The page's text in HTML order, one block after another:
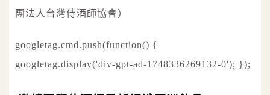
團法人台灣侍酒師協會）
googletag.cmd.push(function() {
googletag.display('div-gpt-ad-1748336269132-0'); });